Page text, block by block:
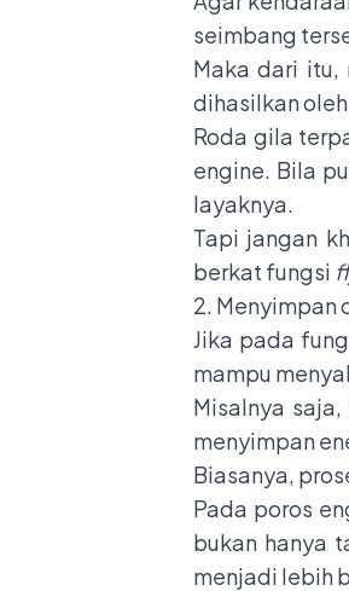
seimbang
Maka dari itu,
dihasilkan
Roda gila
engine. Bila
layaknya.
Tapi jangan
berkat fungsi
2. Menyimpan
Jika pada
mampu
Misalnya
menyimpan
Biasanya,
Pada poros
bukan hanya
menjadi lebih